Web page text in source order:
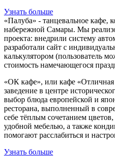
Узнать больше
«Палуба» - танцевальное кафе,
набережной Самары. Мы
проекта: внедрили систему
разработали сайт с
калькулятором (пользователь
стоимость намечающегося
«ОК кафе», или кафе
заведение в центре
выбор блюда европейской и
ресторана, выполненный в
себе тёплым сочетанием
удобной мебелью, а также
помогают расслабиться и
Узнать больше